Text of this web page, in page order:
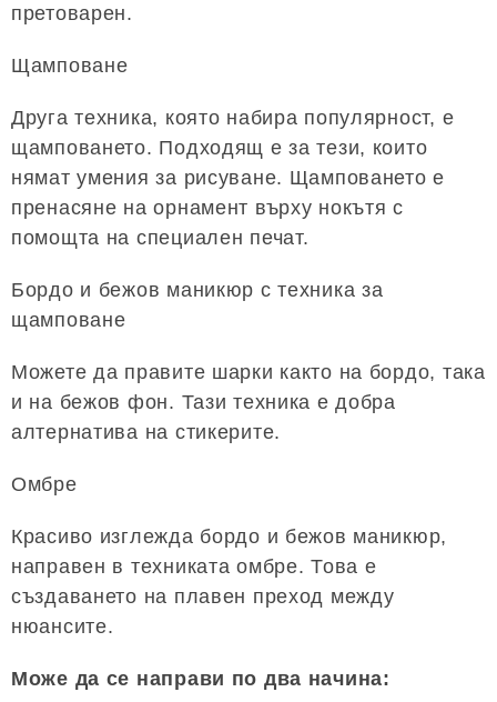
претоварен.
Щамповане
Друга техника, която набира популярност, е
щамповането. Подходящ е за тези, които
нямат умения за рисуване. Щамповането е
пренасяне на орнамент върху нокътя с
помощта на специален печат.
Бордо и бежов маникюр с техника за
щамповане
Можете да правите шарки както на бордо, така
и на бежов фон. Тази техника е добра
алтернатива на стикерите.
Омбре
Красиво изглежда бордо и бежов маникюр,
направен в техниката омбре. Това е
създаването на плавен преход между
нюансите.
Може да се направи по два начина: